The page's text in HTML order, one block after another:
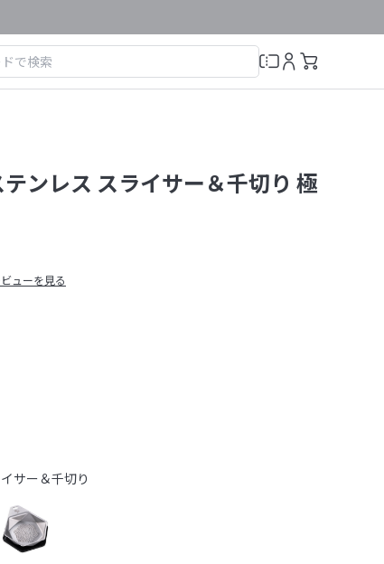
ビューを見る
ンレス スライサー＆千切り 極
サー＆千切り